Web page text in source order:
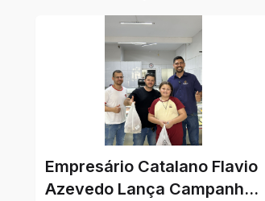
Empresário Catalano Flavio
Azevedo Lança Campanha